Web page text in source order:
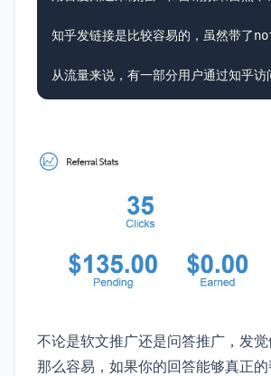
知乎发链接是比较容易的，虽然带了
从流量来说，有一部分用户通过知乎
不论是软文推广还是问答推广，发
那么容易，如果你的回答能够真正的